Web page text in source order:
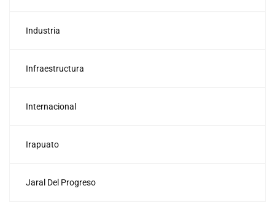
Industria
Infraestructura
Internacional
Irapuato
Jaral Del Progreso